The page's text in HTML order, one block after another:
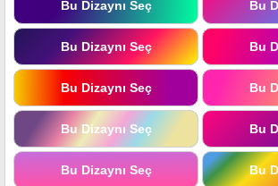
Bu Dizaynı Seç Bu
Bu Dizaynı Seç Bu
Bu Dizaynı Seç Bu
Bu Dizaynı Seç Bu
Bu Dizaynı Seç Bu